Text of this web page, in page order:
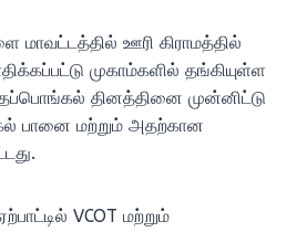
மாவட்டத்தில் ஊரி கிராமத்தில்
முகாம்களில் தங்கியுள்ள
தினத்தினை முன்னிட்டு
பானை மற்றும் அதற்கான
VCOT மற்றும்